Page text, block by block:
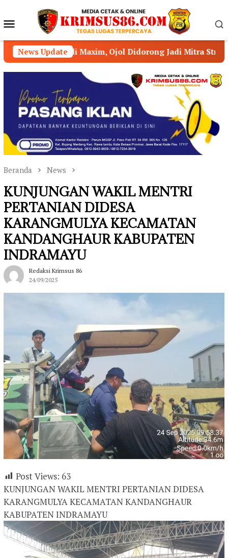
konten Menu
Mobile
News Update
Ojol Didorong Jadi Mitra Strategis Kamtibmas
Beranda News
KUNJUNGAN WAKIL MENTRI
PERTANIAN DIDESA
KARANGMULYA KECAMATAN
KANDANGHAUR KABUPATEN
INDRAMAYU
Redaksi Krimsus 86
24/09/2025
Post Views: 63
KUNJUNGAN WAKIL MENTRI PERTANIAN DIDESA
KARANGMULYA KECAMATAN KANDANGHAUR
KABUPATEN INDRAMAYU